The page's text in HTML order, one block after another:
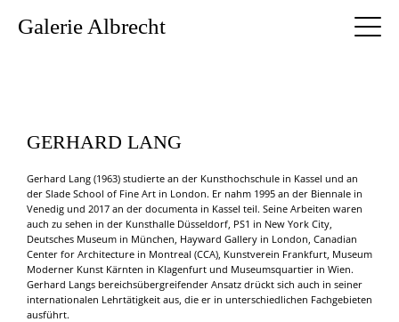
Galerie Albrecht
GERHARD LANG
Gerhard Lang (1963) studierte an der Kunsthochschule in Kassel und an
der Slade School of Fine Art in London. Er nahm 1995 an der Biennale in
Venedig und 2017 an der documenta in Kassel teil. Seine Arbeiten waren
auch zu sehen in der Kunsthalle Düsseldorf, PS1 in New York City,
Deutsches Museum in München, Hayward Gallery in London, Canadian
Center for Architecture in Montreal (CCA), Kunstverein Frankfurt, Museum
Moderner Kunst Kärnten in Klagenfurt und Museumsquartier in Wien.
Gerhard Langs bereichsübergreifender Ansatz drückt sich auch in seiner
internationalen Lehrtätigkeit aus, die er in unterschiedlichen Fachgebieten
ausführt.